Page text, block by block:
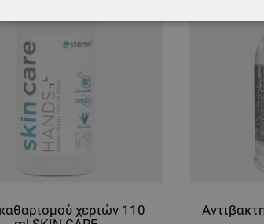
χεριών 110
ΑΠΌΔΟΣΗΣ ΣΤΌΧΕΥΣΗΣ